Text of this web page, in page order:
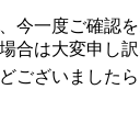
今一度ご確認
合は大変申し訳
ございました